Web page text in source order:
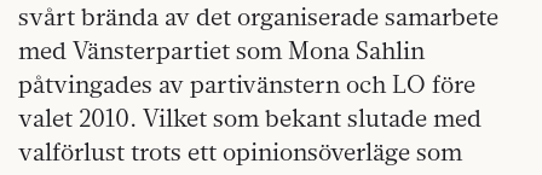
svårt brända av det organiserade samarbete
med Vänsterpartiet som Mona Sahlin
påtvingades av partivänstern och LO före
valet 2010. Vilket som bekant slutade med
valförlust trots ett opinionsöverläge som